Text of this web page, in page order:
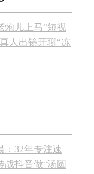
炮儿上马“短视
人出镜开聊“冻
：32年专注速
战抖音做“汤圆